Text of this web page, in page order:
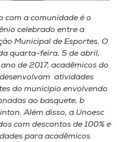
com a comunidade​ é o
celebrado entre a
Municipal de Esportes. O
quarta-feira​, 5 de abril​,
de 2017, acadêmicos do
atividades
do município envolvendo
ao basquete, ​b​
​Além disso​, a Unoesc
com descontos de 100% e
para acadêmicos